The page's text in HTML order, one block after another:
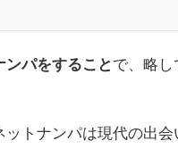
ンパをすること で、略し
トナンパは現代の出